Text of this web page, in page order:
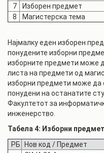
7
Изборен предмет
8
Магистерска тема
Најмалку еден изборен
понудените изборни
изборните предмети може
листа на предмети од
изборни предмети може да
понудени на останатите
Факултетот за
инженерство.
Табела 4: Изборни
РБ
Нов код / Предмет